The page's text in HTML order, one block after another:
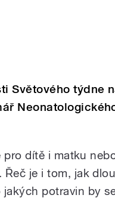
Světového týdne
dítě i matku
je i tom, jak
potravin by